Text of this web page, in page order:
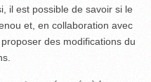
il est possible de savoir si le
et, en collaboration avec
des modifications du